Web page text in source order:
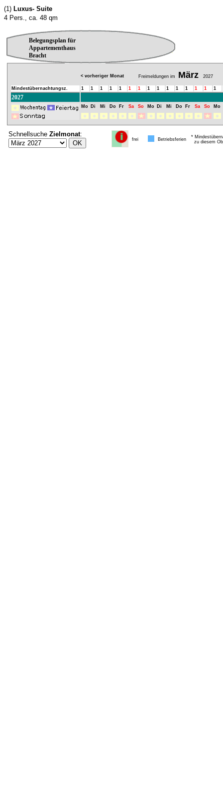
(1) Luxus- Suite
4 Pers., ca. 48 qm
Belegungsplan für
Appartementhaus
Bracht
< vorheriger Monat Freimeldungen im März 2027
Mindestübernachtungsz. 1 1 1 1 1 1 1 1 1 1 1 1 1 1 1
2027
Mo Di Mi Do Fr Sa So Mo Di Mi Do Fr Sa So Mo
Schnellsuche Zielmonat:
frei Betriebsferien
*
zu diesem